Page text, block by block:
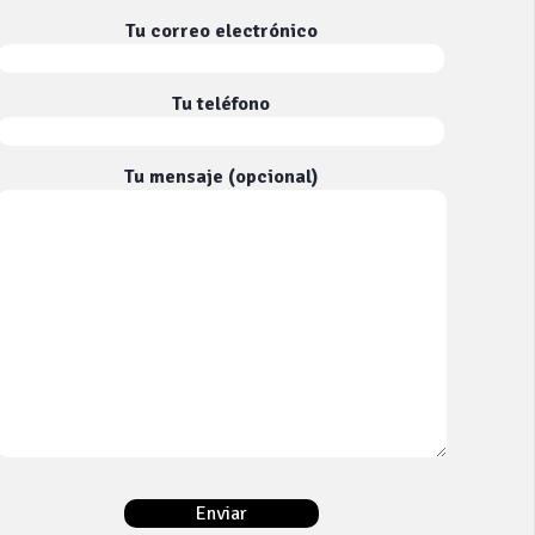
Tu correo electrónico
Tu teléfono
Tu mensaje (opcional)